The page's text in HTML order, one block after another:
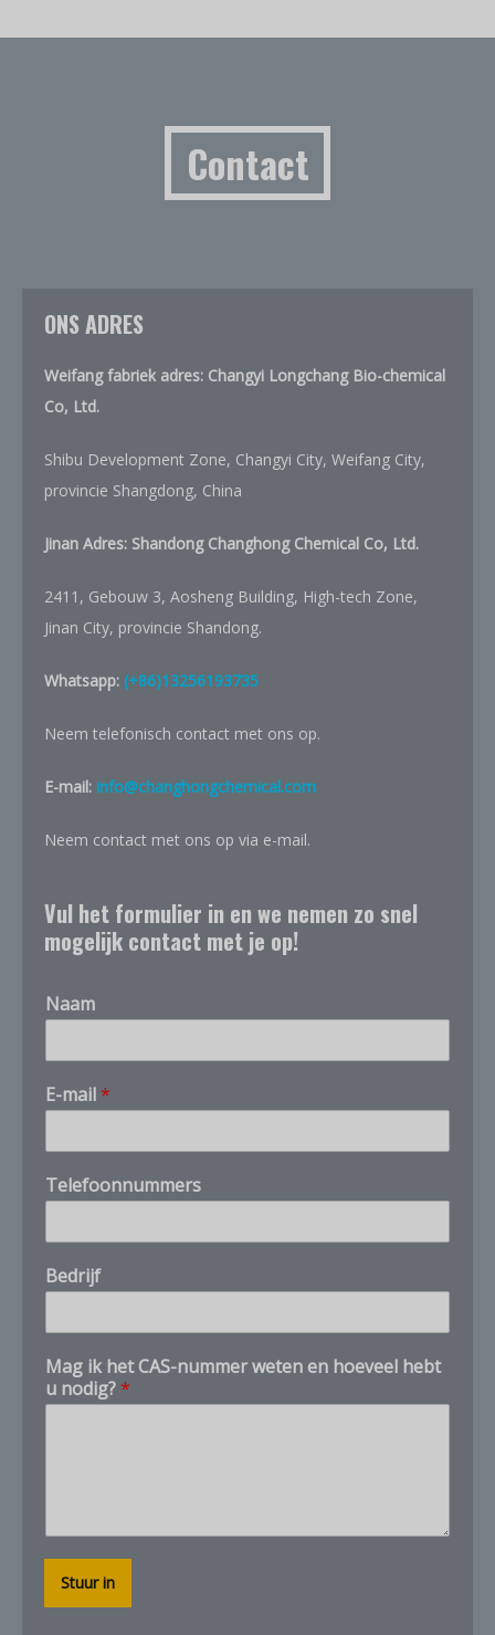
Contact
ONS ADRES
Weifang fabriek adres: Changyi Longchang Bio-chemical
Co, Ltd.
Shibu Development Zone, Changyi City, Weifang City,
provincie Shangdong, China
Jinan Adres: Shandong Changhong Chemical Co, Ltd.
2411, Gebouw 3, Aosheng Building, High-tech Zone,
Jinan City, provincie Shandong.
Whatsapp: (+86)13256193735
Neem telefonisch contact met ons op.
E-mail: info@changhongchemical.com
Neem contact met ons op via e-mail.
Vul het formulier in en we nemen zo snel
mogelijk contact met je op!
Naam
E-mail *
E
-
a
i
l
-
a
i
Telefoonnummers
Bedrijf
Mag ik het CAS-nummer weten en hoeveel hebt
u nodig? *
Stuur in